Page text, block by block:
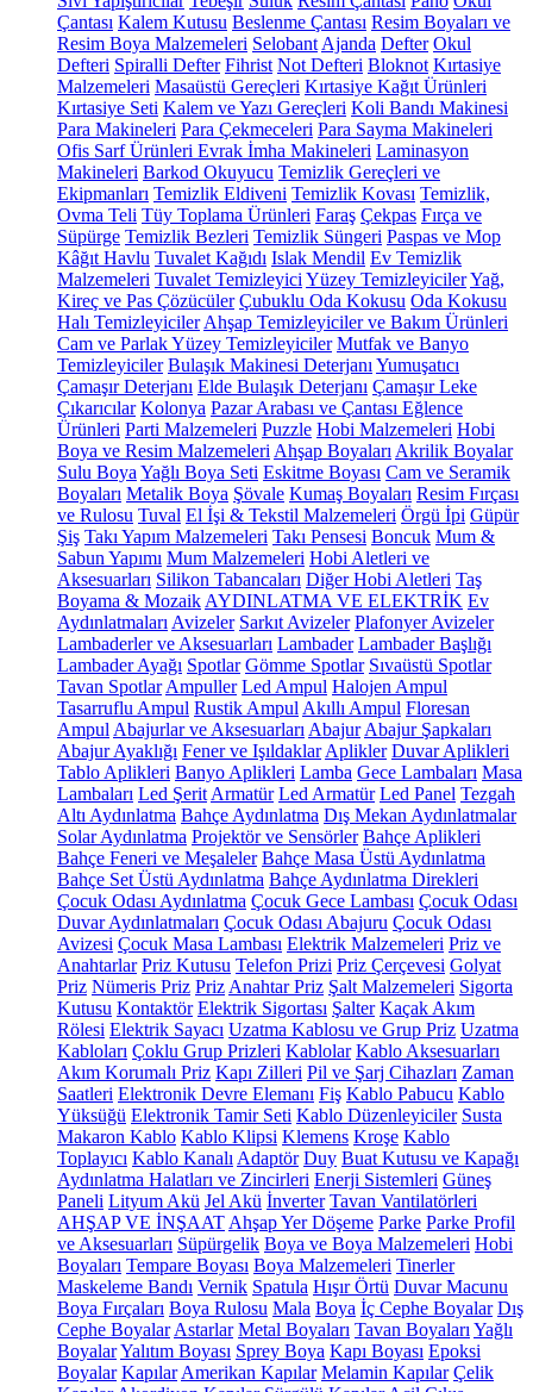
Çantası Kalem Kutusu Beslenme Çantası Resim Boyaları ve
Resim Boya Malzemeleri Selobant Ajanda Defter Okul
Defteri Spiralli Defter Fihrist Not Defteri Bloknot Kırtasiye
Malzemeleri Masaüstü Gereçleri Kırtasiye Kağıt Ürünleri
Kırtasiye Seti Kalem ve Yazı Gereçleri Koli Bandı Makinesi
Para Makineleri Para Çekmeceleri Para Sayma Makineleri
Ofis Sarf Ürünleri Evrak İmha Makineleri Laminasyon
Makineleri Barkod Okuyucu Temizlik Gereçleri ve
Ekipmanları Temizlik Eldiveni Temizlik Kovası Temizlik,
Ovma Teli Tüy Toplama Ürünleri Faraş Çekpas Fırça ve
Süpürge Temizlik Bezleri Temizlik Süngeri Paspas ve Mop
Kâğıt Havlu Tuvalet Kağıdı Islak Mendil Ev Temizlik
Malzemeleri Tuvalet Temizleyici Yüzey TemizleyicilerYağ,
Kireç ve Pas Çözücüler Çubuklu Oda Kokusu Oda Kokusu
Halı Temizleyiciler Ahşap Temizleyiciler ve Bakım Ürünleri
Cam ve Parlak Yüzey Temizleyiciler Mutfak ve Banyo
Temizleyiciler Bulaşık Makinesi Deterjanı Yumuşatıcı
Çamaşır Deterjanı Elde Bulaşık Deterjanı Çamaşır Leke
Çıkarıcılar Kolonya Pazar Arabası ve Çantası Eğlence
Ürünleri Parti Malzemeleri Puzzle Hobi Malzemeleri Hobi
Boya ve Resim Malzemeleri Ahşap Boyaları Akrilik Boyalar
Sulu Boya Yağlı Boya Seti Eskitme Boyası Cam ve Seramik
Boyaları Metalik Boya Şövale Kumaş Boyaları Resim Fırçası
ve Rulosu Tuval El İşi & Tekstil Malzemeleri Örgü İpi Güpür
Şiş Takı Yapım Malzemeleri Takı Pensesi Boncuk Mum &
Sabun Yapımı Mum Malzemeleri Hobi Aletleri ve
Aksesuarları Silikon Tabancaları Diğer Hobi Aletleri Taş
Boyama & Mozaik AYDINLATMA VE ELEKTRİK Ev
Aydınlatmaları Avizeler Sarkıt Avizeler Plafonyer Avizeler
Lambaderler ve Aksesuarları Lambader Lambader Başlığı
Lambader Ayağı Spotlar Gömme Spotlar Sıvaüstü Spotlar
Tavan Spotlar Ampuller Led Ampul Halojen Ampul
Tasarruflu Ampul Rustik Ampul Akıllı Ampul Floresan
Ampul Abajurlar ve Aksesuarları Abajur Abajur Şapkaları
Abajur Ayaklığı Fener ve Işıldaklar Aplikler Duvar Aplikleri
Tablo Aplikleri Banyo Aplikleri Lamba Gece Lambaları Masa
Lambaları Led Şerit Armatür Led Armatür Led Panel Tezgah
Altı Aydınlatma Bahçe Aydınlatma Dış Mekan Aydınlatmalar
Solar Aydınlatma Projektör ve Sensörler Bahçe Aplikleri
Bahçe Feneri ve Meşaleler Bahçe Masa Üstü Aydınlatma
Bahçe Set Üstü Aydınlatma Bahçe Aydınlatma Direkleri
Çocuk Odası Aydınlatma Çocuk Gece Lambası Çocuk Odası
Duvar Aydınlatmaları Çocuk Odası Abajuru Çocuk Odası
Avizesi Çocuk Masa Lambası Elektrik Malzemeleri Priz ve
Anahtarlar Priz Kutusu Telefon Prizi Priz Çerçevesi Golyat
Priz Nümeris Priz Priz Anahtar Priz Şalt Malzemeleri Sigorta
Kutusu Kontaktör Elektrik Sigortası Şalter Kaçak Akım
Rölesi Elektrik Sayacı Uzatma Kablosu ve Grup Priz Uzatma
Kabloları Çoklu Grup Prizleri Kablolar Kablo Aksesuarları
Akım Korumalı Priz Kapı Zilleri Pil ve Şarj Cihazları Zaman
Saatleri Elektronik Devre Elemanı Fiş Kablo Pabucu Kablo
Yüksüğü Elektronik Tamir Seti Kablo Düzenleyiciler Susta
Makaron Kablo Kablo Klipsi Klemens Kroşe Kablo
Toplayıcı Kablo Kanalı Adaptör Duy Buat Kutusu ve Kapağı
Aydınlatma Halatları ve Zincirleri Enerji Sistemleri Güneş
Paneli Lityum Akü Jel Akü İnverter Tavan Vantilatörleri
AHŞAP VE İNŞAAT Ahşap Yer Döşeme Parke Parke Profil
ve Aksesuarları Süpürgelik Boya ve Boya Malzemeleri Hobi
Boyaları Tempare Boyası Boya Malzemeleri Tinerler
Maskeleme Bandı Vernik Spatula Hışır Örtü Duvar Macunu
Boya Fırçaları Boya Rulosu Mala Boya İç Cephe Boyalar Dış
Cephe Boyalar Astarlar Metal Boyaları Tavan Boyaları Yağlı
BoyalarYalıtım Boyası Sprey Boya Kapı Boyası Epoksi
Boyalar Kapılar Amerikan Kapılar Melamin Kapılar Çelik